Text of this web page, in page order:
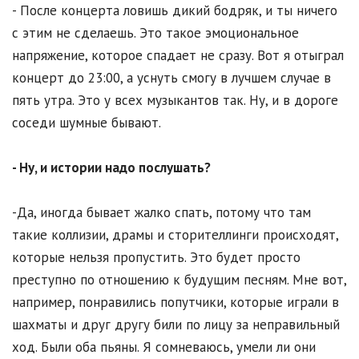
- После концерта ловишь дикий бодряк, и ты ничего
с этим не сделаешь. Это такое эмоциональное
напряжение, которое спадает не сразу. Вот я отыграл
концерт до 23:00, а уснуть смогу в лучшем случае в
пять утра. Это у всех музыкантов так. Ну, и в дороге
соседи шумные бывают.
- Ну, и истории надо послушать?
-Да, иногда бывает жалко спать, потому что там
такие коллизии, драмы и сторителлинги происходят,
которые нельзя пропустить. Это будет просто
преступно по отношению к будущим песням. Мне вот,
например, понравились попутчики, которые играли в
шахматы и друг другу били по лицу за неправильный
ход. Были оба пьяны. Я сомневаюсь, умели ли они